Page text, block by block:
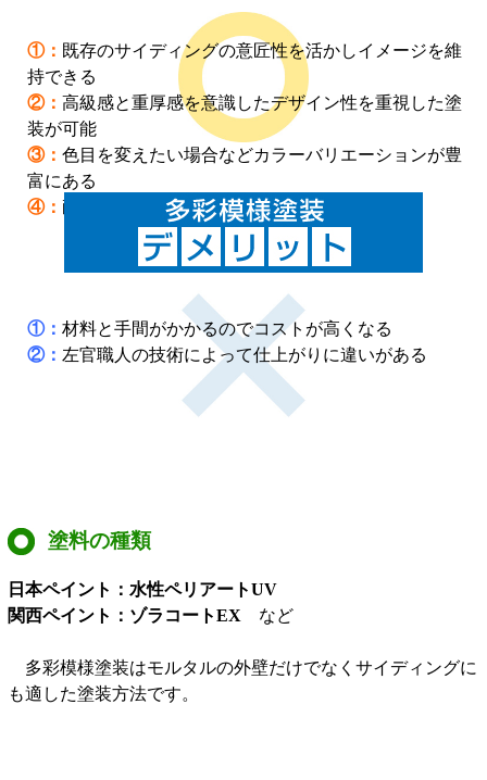
①： 既存のサイディングの意匠性を活かしイメージを維
持できる
②： 高級感と重厚感を意識したデザイン性を重視した塗
装が可能
③： 色目を変えたい場合などカラーバリエーションが豊
富にある
④： 耐用年数が長く汚れも目立ちにくい
①： 材料と手間がかかるのでコストが高くなる
②： 左官職人の技術によって仕上がりに違いがある
塗料の種類
日本ペイント：水性ペリアートUV
関西ペイント：ゾラコートEX など
多彩模様塗装はモルタルの外壁だけでなくサイディングに
も適した塗装方法です。